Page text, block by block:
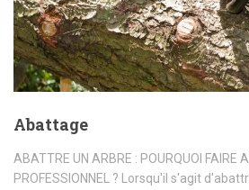
Abattage
ABATTRE UN ARBRE : POURQUOI FAIRE
PROFESSIONNEL ? Lorsqu'il s'agit